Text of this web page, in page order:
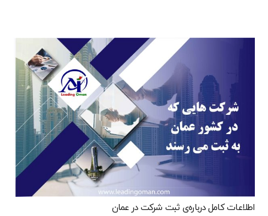
اطلاعات کامل درباره‌ی ثبت شرکت در عمان